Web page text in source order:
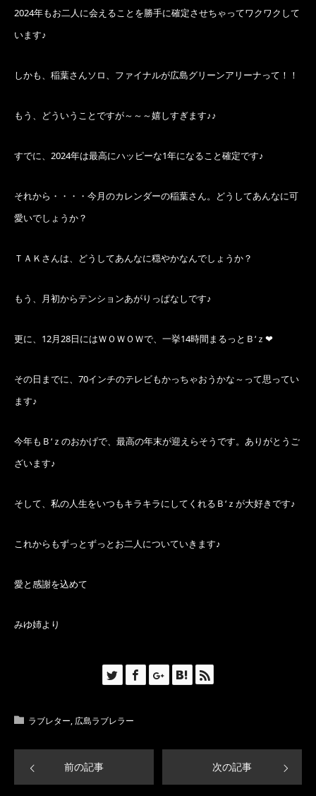
2024年もお二人に会えることを勝手に確定させちゃってワクワクして
います♪
しかも、稲葉さんソロ、ファイナルが広島グリーンアリーナって！！
もう、どういうことですが～～～嬉しすぎます♪♪
すでに、2024年は最高にハッピーな1年になること確定です♪
それから・・・・今月のカレンダーの稲葉さん。どうしてあんなに可
愛いでしょうか？
ＴＡＫさんは、どうしてあんなに穏やかなんでしょうか？
もう、月初からテンションあがりっぱなしです♪
更に、12月28日にはＷＯＷＯＷで、一挙14時間まるっとＢ‘ｚ❤
その日までに、70インチのテレビもかっちゃおうかな～って思ってい
ます♪
今年もＢ‘ｚのおかげで、最高の年末が迎えらそうです。ありがとうご
ざいます♪
そして、私の人生をいつもキラキラにしてくれるＢ‘ｚが大好きです♪
これからもずっとずっとお二人についていきます♪
愛と感謝を込めて
みゆ姉より
ラブレター, 広島ラブレラー
前の記事 次の記事